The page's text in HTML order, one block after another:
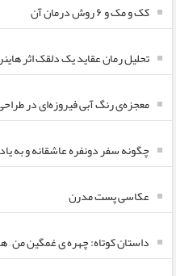
کک و مک و ۶ روش درمان آن
تحلیل رمان عقاید یک دلقک اثر
معجزه‌ی رنگ آبی فیروزه‌ای در
چگونه سفر دونفره عاشقانه و به
عکاسی پست مدرن
داستان کوتاه: چهره ی غمگین من –